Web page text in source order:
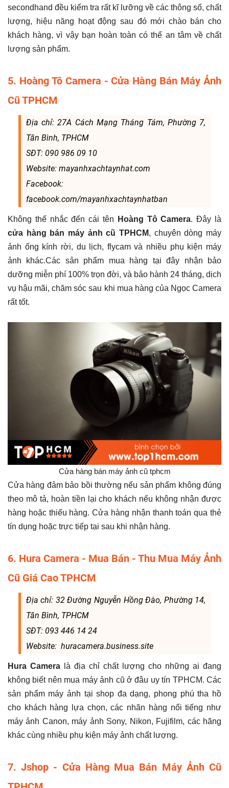
secondhand đều kiểm tra rất kĩ lưỡng về các thông số, chất
lượng, hiệu năng hoạt động sau đó mới chào bán cho
khách hàng, vì vậy bạn hoàn toàn có thể an tâm về chất
lượng sản phẩm.
5. Hoàng Tô Camera - Cửa Hàng Bán Máy Ảnh
Cũ TPHCM
Địa chỉ: 27A Cách Mạng Tháng Tám, Phường 7,
Tân Bình, TPHCM
SĐT: 090 986 09 10
Website: mayanhxachtaynhat.com
Facebook:
facebook.com/mayanhxachtaynhatban
Không thể nhắc đến cái tên Hoàng Tô Camera. Đây là
cửa hàng bán máy ảnh cũ TPHCM, chuyên dòng máy
ảnh ống kính rời, du lịch, flycam và nhiều phụ kiện máy
ảnh khác.Các sản phẩm mua hàng tại đây nhận bảo
dưỡng miễn phí 100% trọn đời, và bảo hành 24 tháng, dịch
vụ hậu mãi, chăm sóc sau khi mua hàng của Ngọc Camera
rất tốt.
Cửa hàng bán máy ảnh cũ tphcm
Cửa hàng đảm bảo bồi thường nếu sản phẩm không đúng
theo mô tả, hoàn tiền lại cho khách nếu không nhận được
hàng hoặc thiếu hàng. Cửa hàng nhận thanh toán qua thẻ
tín dụng hoặc trực tiếp tại sau khi nhận hàng.
6. Hura Camera - Mua Bán - Thu Mua Máy Ảnh
Cũ Giá Cao TPHCM
Địa chỉ: 32 Đường Nguyễn Hồng Đào, Phường 14,
Tân Bình, TPHCM
SĐT: 093 446 14 24
Website: huracamera.business.site
Hura Camera là địa chỉ chất lượng cho những ai đang
không biết nên mua máy ảnh cũ ở đâu uy tín TPHCM. Các
sản phẩm máy ảnh tại shop đa dạng, phong phú tha hồ
cho khách hàng lựa chọn, các nhãn hàng nổi tiếng như
máy ảnh Canon, máy ảnh Sony, Nikon, Fujifilm, các hãng
khác cùng nhiều phụ kiện máy ảnh chất lượng.
7. Jshop - Cửa Hàng Mua Bán Máy Ảnh Cũ